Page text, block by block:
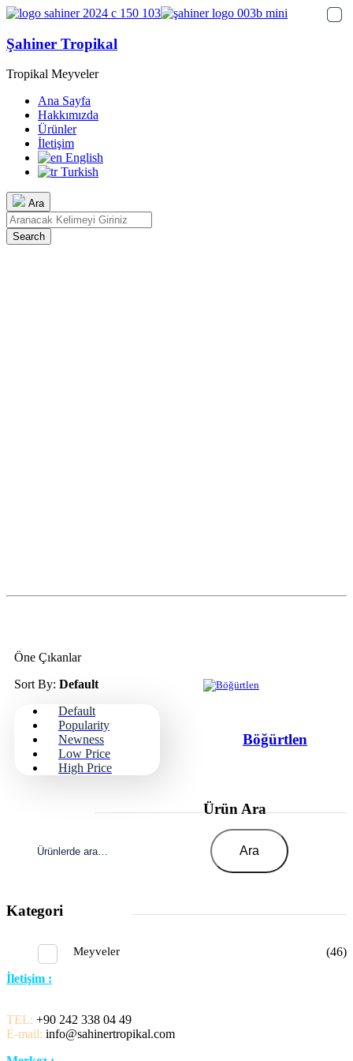
Şahiner Tropikal
Tropikal Meyveler
Ana Sayfa
Hakkımızda
Ürünler
İletişim
English
Turkish
Ara
Öne Çıkanlar
Sort By: Default
Default
Popularity
Newness
Low Price
High Price
Böğürtlen
Ürün Ara
Ara
Kategori
Meyveler
(46)
İletişim :
TEL: +90 242 338 04 49
E-mail: info@sahinertropikal.com